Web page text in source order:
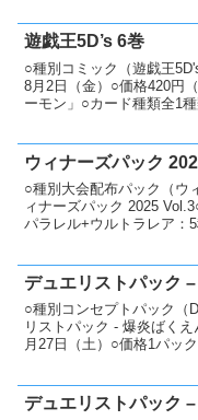
遊戯王5D’s 6巻
○種別コミック（遊戯王
8月2日（金）○価格420円
ーモン」○カード種類全1
ウィナーズパック
○種別大会配布パック（
ィナーズパック 2025
パラレル+ウルトラレア：
デュエリストパック
○種別コンセプトパック
リストパック - 爆炎ばく
月27日（土）○価格1パッ
デュエリストパック